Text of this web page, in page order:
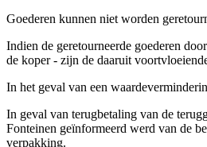
Goederen kunnen niet worden
Indien de geretourneerde goederen
de koper - zijn de daaruit
In het geval van een
In geval van terugbetaling van de
Fonteinen geïnformeerd werd van de
verpakking.